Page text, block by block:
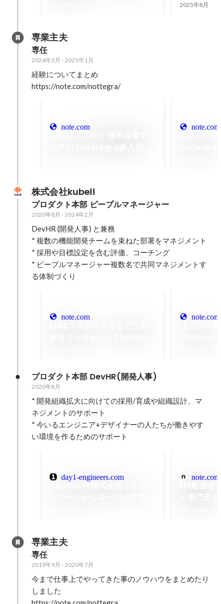
組織開発と働き方の進化｜
2025年8月
専業主夫
専任
2024年3月 - 2025年1月
経験についてまとめ
https://note.com/nottegra/
note.com note.com
株式会社kubell
プロダクト本部 ピープルマネージャー
2020年8月 - 2024年2月
DevHR (開発人事) と兼務
* 複数の機能開発チームを束ねた部署をマネジメント
* 採用や目標設定を含む評価、コーチング
* ピープルマネージャー複数名で共同マネジメントす
る体制づくり
note.com note.com
プロダクト本部 DevHR(開発人事)
2020年8月
* 開発組織拡大に向けての採用/育成や組織設計、マ
ネジメントのサポート
* 今いるエンジニア+デザイナーの人たちが働きやす
い環境を作るためのサポート
day1-engineers.com note.com
専業主夫
専任
2019年9月 - 2020年7月
今まで仕事上でやってきた事のノウハウをまとめたり
しました